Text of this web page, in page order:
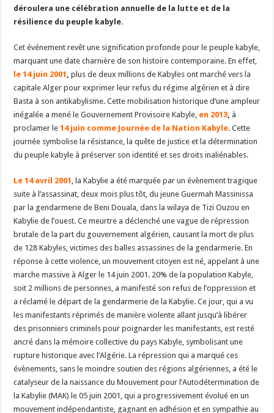
déroulera une célébration annuelle de la lutte et de la
résilience du peuple kabyle.
Cet événement revêt une signification profonde pour le peuple kabyle,
marquant une date charnière de son histoire contemporaine. En effet,
le 14 juin 2001 plus de deux millions de Kabyles ont marché vers la
capitale Alger pour exprimer leur refus du régime algérien et à dire
Basta à son antikabylisme. Cette mobilisation historique d’une ampleur
inégalée a mené le Gouvernement Provisoire Kabyle, en 2013 à
proclamer le14 juin comme Journée de la Nation Kabyle. Cette
journée symbolise la résistance, la quête de justice et la détermination
du peuple kabyle à préserver son identité et ses droits inaliénables.
Le 14 avril 2001
, la Kabylie a été marquée par un évènement tragique
suite à l’assassinat, deux mois plus tôt, du jeune Guermah Massinissa
par la gendarmerie de Beni Douala, dans la wilaya de Tizi Ouzou en
Kabylie de l’ouest. Ce meurtre a déclenché une vague de répression
brutale de la part du gouvernement algérien, causant la mort de plus
de 128 Kabyles, victimes des balles assassines de la gendarmerie. En
réponse à cette violence, un mouvement citoyen est né, appelant à une
marche massive à Alger le 14 juin 2001. 20% de la population Kabyle,
soit 2 millions de personnes, a manifesté son refus de l’oppression et
a réclamé le départ de la gendarmerie de la Kabylie. Ce jour, qui a vu
les manifestants réprimés de manière violente allant jusqu’à libérer
des prisonniers criminels pour poignarder les manifestants, est resté
ancré dans la mémoire collective du pays Kabyle, symbolisant une
rupture historique avec l’Algérie. La répression qui a marqué ces
évènements, sans le moindre soutien des régions algériennes, a été le
catalyseur de la naissance du Mouvement pour l’Autodétermination de
la Kabylie (MAK) le 05 juin 2001, qui a progressivement évolué en un
mouvement indépendantiste, gagnant en adhésion et en sympathie au